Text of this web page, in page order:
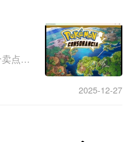
最近把和音打完了，作为一个卖点在多种伙伴的改版，换宝可梦的时候同伴不能出个过场还是太可惜了，纯粹扭蛋机。 剧情感觉还行，通关路上看见不少老熟人还是挺感慨的，情怀分很高。总体是一个友谊和同伴的王道故事，后面应该也会有经典感化环节，老套但还算不...
2025-12-27